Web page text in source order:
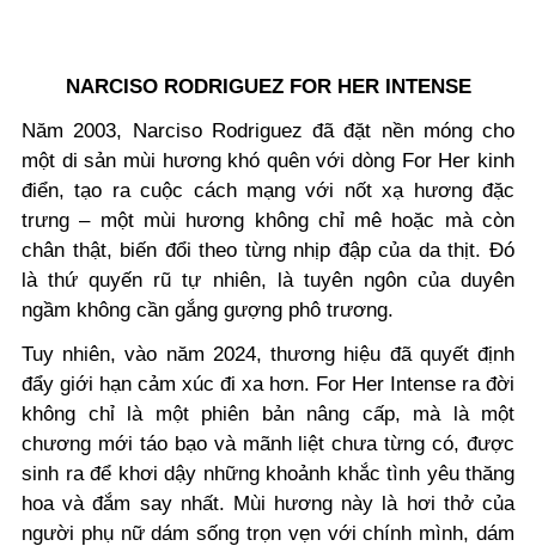
NARCISO RODRIGUEZ FOR HER INTENSE
Năm 2003, Narciso Rodriguez đã đặt nền móng cho
một di sản mùi hương khó quên với dòng For Her kinh
điển, tạo ra cuộc cách mạng với nốt xạ hương đặc
trưng – một mùi hương không chỉ mê hoặc mà còn
chân thật, biến đổi theo từng nhịp đập của da thịt. Đó
là thứ quyến rũ tự nhiên, là tuyên ngôn của duyên
ngầm không cần gắng gượng phô trương.
Tuy nhiên, vào năm 2024, thương hiệu đã quyết định
đẩy giới hạn cảm xúc đi xa hơn. For Her Intense ra đời
không chỉ là một phiên bản nâng cấp, mà là một
chương mới táo bạo và mãnh liệt chưa từng có, được
sinh ra để khơi dậy những khoảnh khắc tình yêu thăng
hoa và đắm say nhất. Mùi hương này là hơi thở của
người phụ nữ dám sống trọn vẹn với chính mình, dám